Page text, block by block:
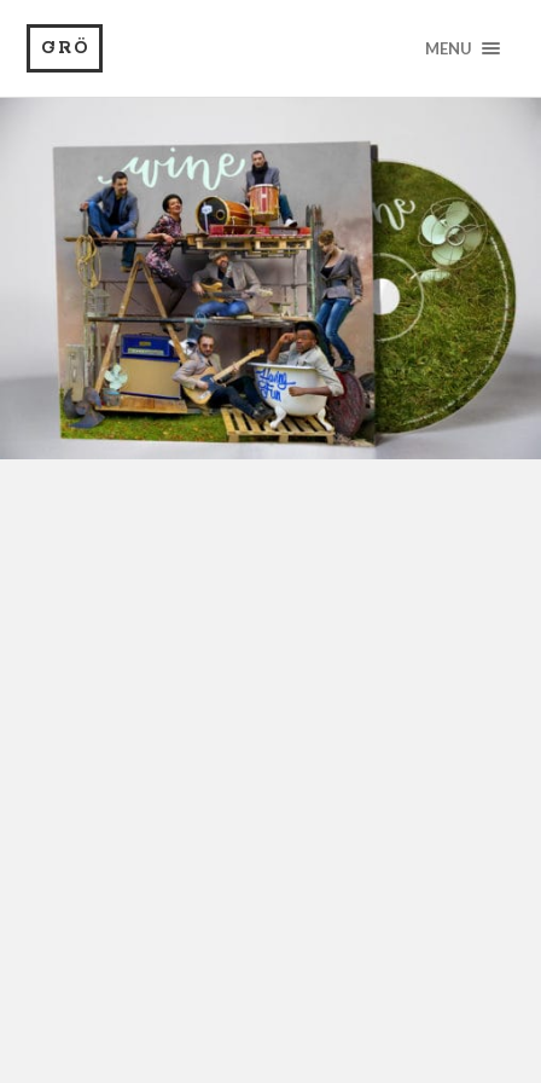
GRÖ MENU